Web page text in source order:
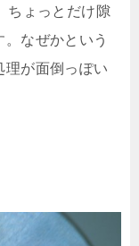
ちょっとだけ隙
なぜかという
理が面倒っぽい